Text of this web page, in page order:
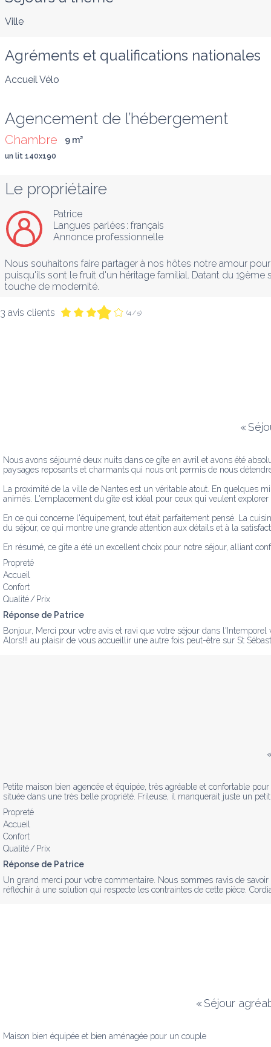
Ville
Agréments et qualifications nationales
Accueil Vélo
Agencement de l’hébergement
Chambre 9 m²
un lit 140x190
Le propriétaire
Patrice
Langues parlées : français
Annonce professionnelle
Nous souhaitons faire partager à nos hôtes notre amour
puisqu'ils sont le fruit d'un héritage familial. Datant du
touche de modernité.
3 avis clients (4 / 5)
«
Nous avons séjourné deux nuits dans ce gîte en avril et avons été
paysages reposants et charmants qui nous ont permis de nous
La proximité de la ville de Nantes est un véritable atout. En quelques
animés. L'emplacement du gîte est idéal pour ceux qui veulent
En ce qui concerne l'équipement, tout était parfaitement pensé. La
du séjour, ce qui montre une grande attention aux détails et à la
En résumé, ce gîte a été un excellent choix pour notre séjour, alliant
Propreté
Accueil
Confort
Qualité / Prix
Réponse de Patrice
Bonjour, Merci pour votre avis et ravi que votre séjour dans
Alors!!! au plaisir de vous accueillir une autre fois peut-être sur St
Petite maison bien agencée et équipée, très agréable et confortable
située dans une très belle propriété. Frileuse, il manquerait juste un
Propreté
Accueil
Confort
Qualité / Prix
Réponse de Patrice
Un grand merci pour votre commentaire. Nous sommes ravis de
réfléchir à une solution qui respecte les contraintes de cette pièce.
« Séjour
Maison bien équipée et bien aménagée pour un couple